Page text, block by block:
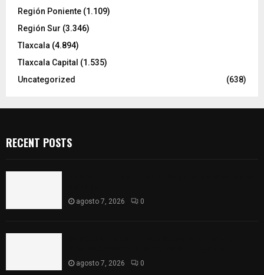
Región Poniente (1.109)
Región Sur (3.346)
Tlaxcala (4.894)
Tlaxcala Capital (1.535)
Uncategorized
(638)
RECENT POSTS
agosto 7, 2026 0
agosto 7, 2026 0